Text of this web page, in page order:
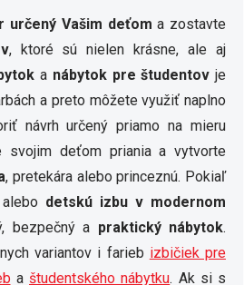
určený Vašim deťom a zostavte
, ktoré sú nielen krásne, ale aj
a nábytok pre študentov je
a preto môžete využiť naplno
návrh určený priamo na mieru
svojim deťom priania a vytvorte
, pretekára alebo princeznú. Pokiaľ
detskú izbu v modernom
bezpečný a praktický nábytok.
variantov i farieb izbičiek pre
a študentského nábytku. Ak si s